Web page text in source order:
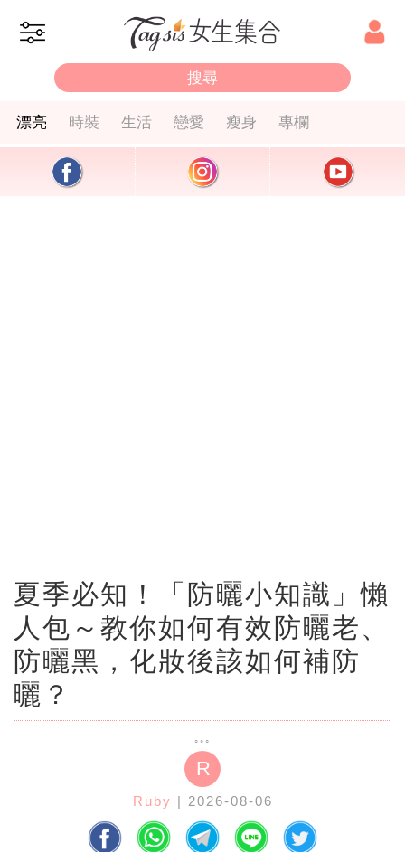
漂亮 時裝 生活 戀愛 瘦身 專欄
夏季必知！「防曬小知識」懶
人包～教你如何有效防曬老、
防曬黑，化妝後該如何補防
曬？
R
Ruby | 2026-08-06